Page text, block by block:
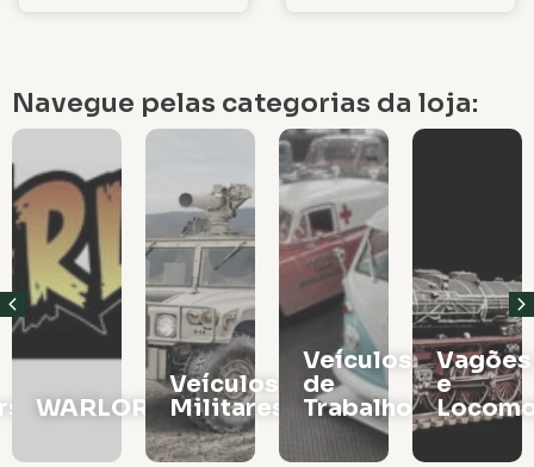
Navegue pelas categorias da loja:
WARLORD
Veículos
Militares
Veículos
de
Trabalho
Vagões
e